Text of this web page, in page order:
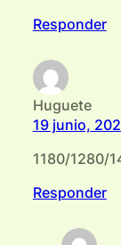
Responder
Huguete
19 junio,
1180/1280/
Responder